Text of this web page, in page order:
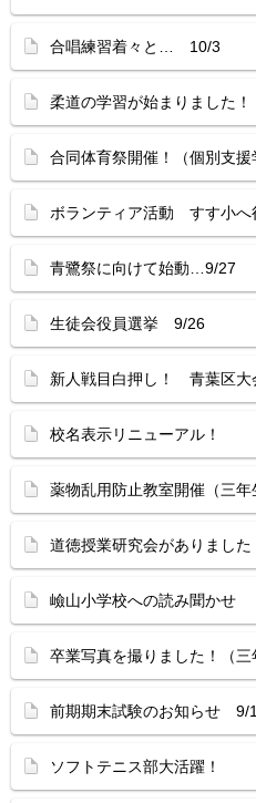
合唱練習着々と… 10/3
柔道の学習が始まりました
合同体育祭開催！（個別支
ボランティア活動 すす小
青鷺祭に向けて始動…9/27
生徒会役員選挙 9/26
新人戦目白押し！ 青葉区大
校名表示リニューアル！
薬物乱用防止教室開催（三年
道徳授業研究会がありました
嶮山小学校への読み聞かせ
卒業写真を撮りました！（三
前期期末試験のお知らせ 9/
ソフトテニス部大活躍！